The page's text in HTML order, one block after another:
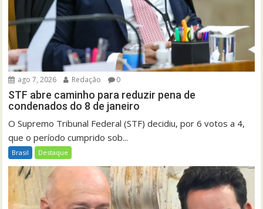
ago 7, 2026 Redação 0
STF abre caminho para reduzir pena de
condenados do 8 de janeiro
O Supremo Tribunal Federal (STF) decidiu, por 6 votos a 4,
que o período cumprido sob...
Brasil Destaque